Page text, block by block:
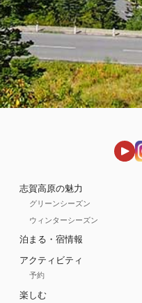
志賀高原の魅力
グリーンシーズン
ウィンターシーズン
泊まる・宿情報
アクティビティ
予約
楽しむ